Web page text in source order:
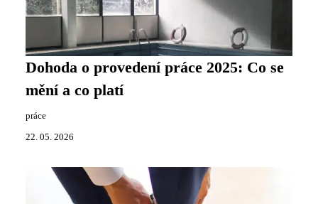
Dohoda o provedení práce 2025: Co se
mění a co platí
práce
22. 05. 2026